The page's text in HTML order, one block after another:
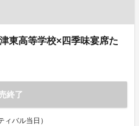
東高等学校×四季味宴席た
終了
バル当日）